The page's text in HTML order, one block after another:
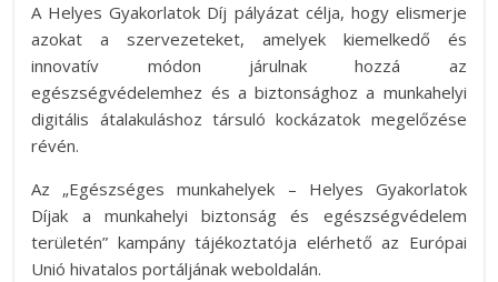
A Helyes Gyakorlatok Díj pályázat célja, hogy elismerje
azokat a szervezeteket, amelyek kiemelkedő és
innovatív módon járulnak hozzá az
egészségvédelemhez és a biztonsághoz a munkahelyi
digitális átalakuláshoz társuló kockázatok megelőzése
révén.
Az „Egészséges munkahelyek – Helyes Gyakorlatok
Díjak a munkahelyi biztonság és egészségvédelem
területén” kampány tájékoztatója elérhető az Európai
Unió hivatalos portáljának weboldalán.